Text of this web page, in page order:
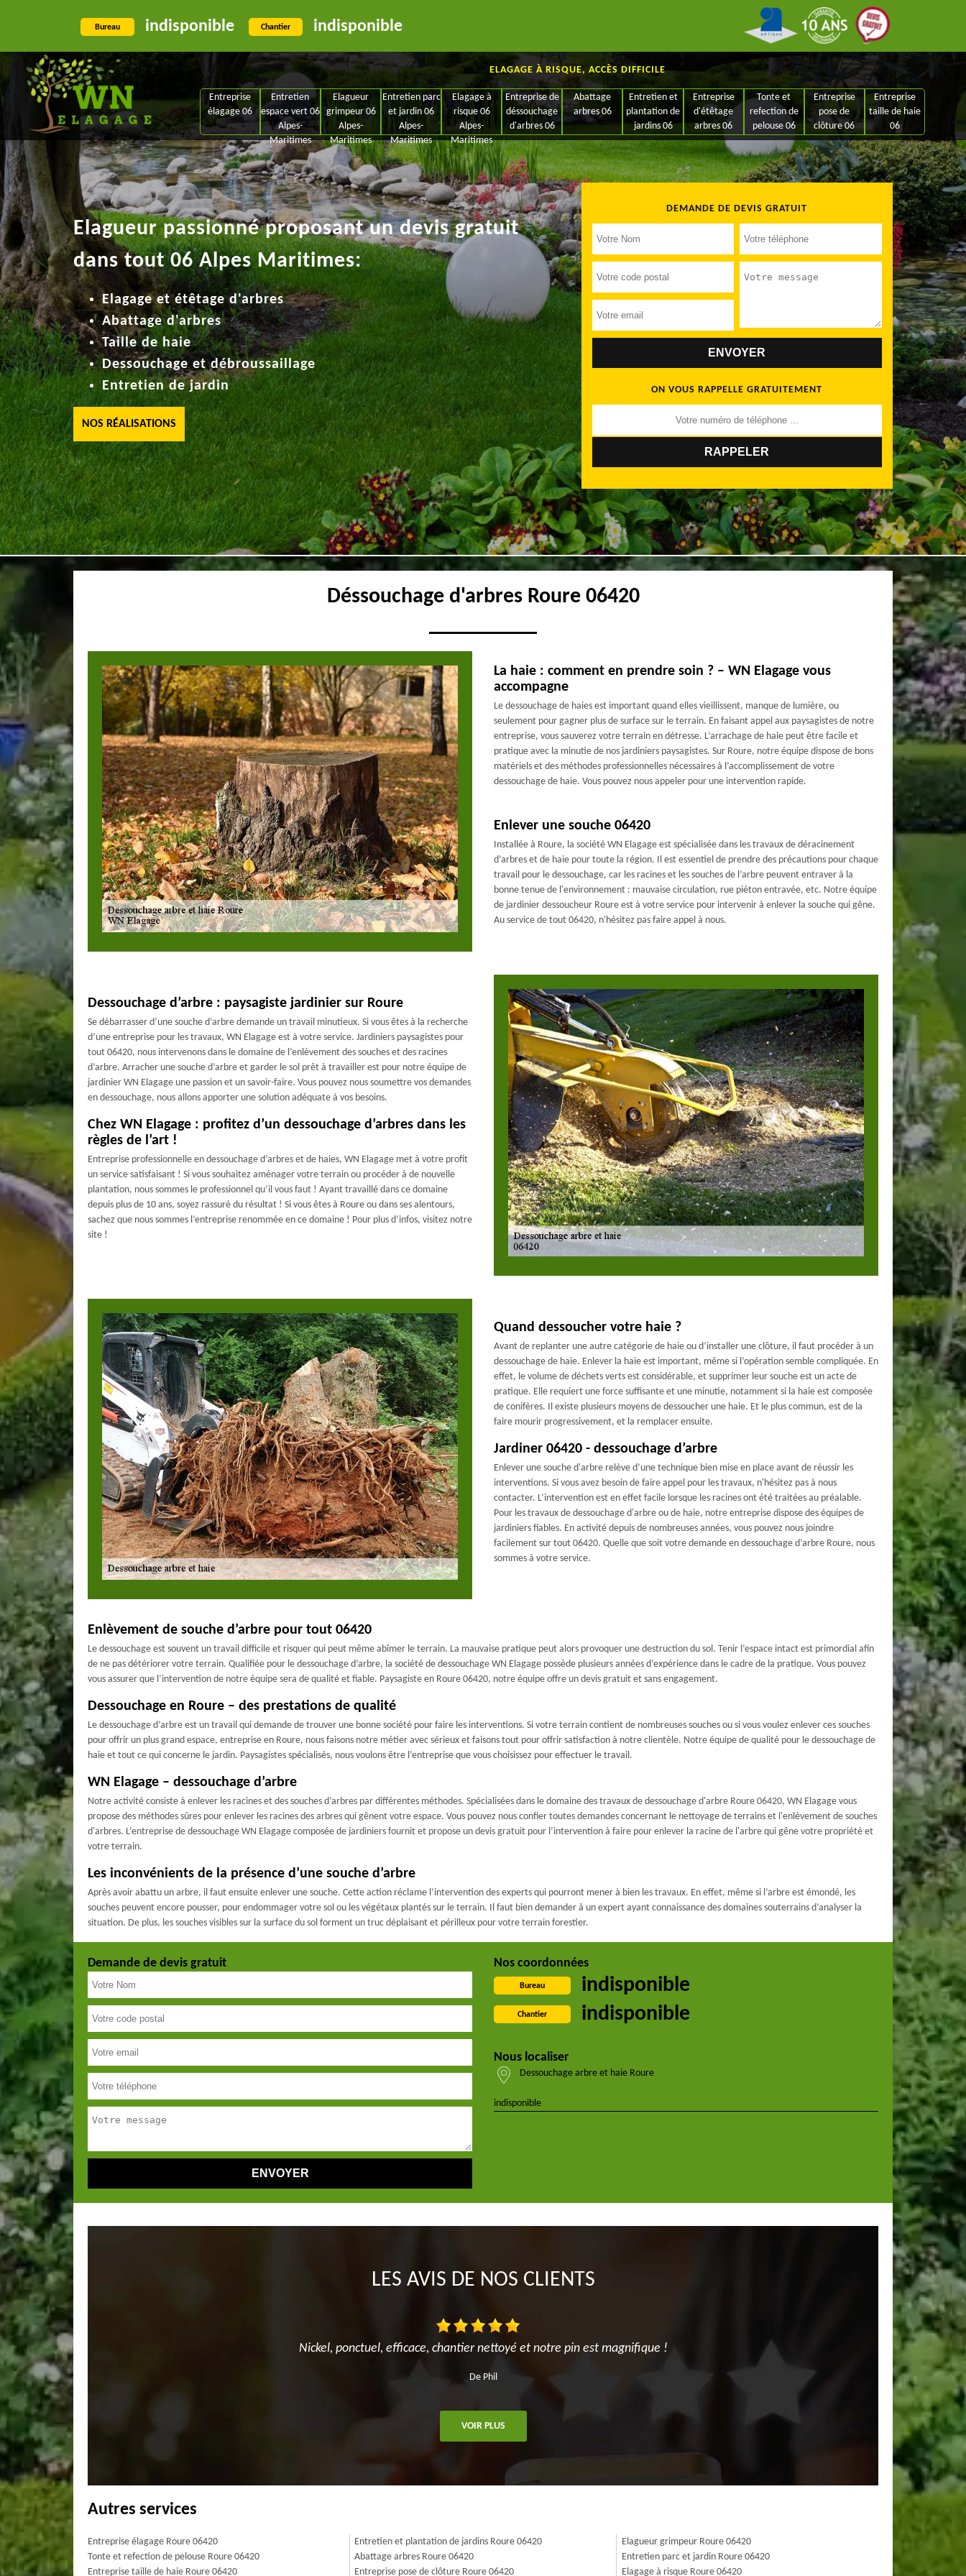
Bureau indisponible Chantier indisponible
ELAGAGE À RISQUE, ACCÈS DIFFICILE
Entreprise
élagage 06
Entretien
espace vert 06
Alpes-
Maritimes
Elagueur
grimpeur 06
Alpes-
Maritimes
Entretien parc
et jardin 06
Alpes-
Maritimes
Elagage à
risque 06
Alpes-
Maritimes
Entreprise de
déssouchage
d'arbres 06
Abattage
arbres 06
Entretien et
plantation de
jardins 06
Entreprise
d'étêtage
arbres 06
Tonte et
refection de
pelouse 06
Entreprise
pose de
clôture 06
Entreprise
taille de haie
06
DEMANDE DE DEVIS GRATUIT
ON VOUS RAPPELLE GRATUITEMENT
Elagueur passionné proposant un devis gratuit
dans tout 06 Alpes Maritimes:
Elagage et étêtage d'arbres
Abattage d'arbres
Taille de haie
Dessouchage et débroussaillage
Entretien de jardin
NOS RÉALISATIONS
Déssouchage d'arbres Roure 06420
La haie : comment en prendre soin ? – WN Elagage vous
accompagne
Le dessouchage de haies est important quand elles vieillissent, manque de lumière, ou
seulement pour gagner plus de surface sur le terrain. En faisant appel aux paysagistes de notre
entreprise, vous sauverez votre terrain en détresse. L’arrachage de haie peut être facile et
pratique avec la minutie de nos jardiniers paysagistes. Sur Roure, notre équipe dispose de bons
matériels et des méthodes professionnelles nécessaires à l’accomplissement de votre
dessouchage de haie. Vous pouvez nous appeler pour une intervention rapide.
Enlever une souche 06420
Installée à Roure, la société WN Elagage est spécialisée dans les travaux de déracinement
d’arbres et de haie pour toute la région. Il est essentiel de prendre des précautions pour chaque
travail pour le dessouchage, car les racines et les souches de l’arbre peuvent entraver à la
bonne tenue de l'environnement : mauvaise circulation, rue piéton entravée, etc. Notre équipe
de jardinier dessoucheur Roure est à votre service pour intervenir à enlever la souche qui gêne.
Au service de tout 06420, n'hésitez pas faire appel à nous.
Dessouchage d’arbre : paysagiste jardinier sur Roure
Se débarrasser d’une souche d’arbre demande un travail minutieux. Si vous êtes à la recherche
d’une entreprise pour les travaux, WN Elagage est à votre service. Jardiniers paysagistes pour
tout 06420, nous intervenons dans le domaine de l’enlèvement des souches et des racines
d’arbre. Arracher une souche d’arbre et garder le sol prêt à travailler est pour notre équipe de
jardinier WN Elagage une passion et un savoir-faire. Vous pouvez nous soumettre vos demandes
en dessouchage, nous allons apporter une solution adéquate à vos besoins.
Chez WN Elagage : profitez d’un dessouchage d’arbres dans les
règles de l’art !
Entreprise professionnelle en dessouchage d’arbres et de haies, WN Elagage met à votre profit
un service satisfaisant ! Si vous souhaitez aménager votre terrain ou procéder à de nouvelle
plantation, nous sommes le professionnel qu’il vous faut ! Ayant travaillé dans ce domaine
depuis plus de 10 ans, soyez rassuré du résultat ! Si vous êtes à Roure ou dans ses alentours,
sachez que nous sommes l’entreprise renommée en ce domaine ! Pour plus d’infos, visitez notre
site !
Quand dessoucher votre haie ?
Avant de replanter une autre catégorie de haie ou d’installer une clôture, il faut procéder à un
dessouchage de haie. Enlever la haie est important, même si l’opération semble compliquée. En
effet, le volume de déchets verts est considérable, et supprimer leur souche est un acte de
pratique. Elle requiert une force suffisante et une minutie, notamment si la haie est composée
de conifères. Il existe plusieurs moyens de dessoucher une haie. Et le plus commun, est de la
faire mourir progressivement, et la remplacer ensuite.
Jardiner 06420 - dessouchage d’arbre
Enlever une souche d'arbre relève d’une technique bien mise en place avant de réussir les
interventions. Si vous avez besoin de faire appel pour les travaux, n'hésitez pas à nous
contacter. L’intervention est en effet facile lorsque les racines ont été traitées au préalable.
Pour les travaux de dessouchage d'arbre ou de haie, notre entreprise dispose des équipes de
jardiniers fiables. En activité depuis de nombreuses années, vous pouvez nous joindre
facilement sur tout 06420. Quelle que soit votre demande en dessouchage d’arbre Roure, nous
sommes à votre service.
Enlèvement de souche d’arbre pour tout 06420
Le dessouchage est souvent un travail difficile et risquer qui peut même abîmer le terrain. La mauvaise pratique peut alors provoquer une destruction du sol. Tenir l’espace intact est primordial afin
de ne pas détériorer votre terrain. Qualifiée pour le dessouchage d’arbre, la société de dessouchage WN Elagage possède plusieurs années d’expérience dans le cadre de la pratique. Vous pouvez
vous assurer que l’intervention de notre équipe sera de qualité et fiable. Paysagiste en Roure 06420, notre équipe offre un devis gratuit et sans engagement.
Dessouchage en Roure – des prestations de qualité
Le dessouchage d’arbre est un travail qui demande de trouver une bonne société pour faire les interventions. Si votre terrain contient de nombreuses souches ou si vous voulez enlever ces souches
pour offrir un plus grand espace, entreprise en Roure, nous faisons notre métier avec sérieux et faisons tout pour offrir satisfaction à notre clientèle. Notre équipe de qualité pour le dessouchage de
haie et tout ce qui concerne le jardin. Paysagistes spécialisés, nous voulons être l’entreprise que vous choisissez pour effectuer le travail.
WN Elagage – dessouchage d’arbre
Notre activité consiste à enlever les racines et des souches d’arbres par différentes méthodes. Spécialisées dans le domaine des travaux de dessouchage d'arbre Roure 06420, WN Elagage vous
propose des méthodes sûres pour enlever les racines des arbres qui gênent votre espace. Vous pouvez nous confier toutes demandes concernant le nettoyage de terrains et l'enlèvement de souches
d'arbres. L’entreprise de dessouchage WN Elagage composée de jardiniers fournit et propose un devis gratuit pour l’intervention à faire pour enlever la racine de l'arbre qui gêne votre propriété et
votre terrain.
Les inconvénients de la présence d’une souche d’arbre
Après avoir abattu un arbre, il faut ensuite enlever une souche. Cette action réclame l’intervention des experts qui pourront mener à bien les travaux. En effet, même si l’arbre est émondé, les
souches peuvent encore pousser, pour endommager votre sol ou les végétaux plantés sur le terrain. Il faut bien demander à un expert ayant connaissance des domaines souterrains d’analyser la
situation. De plus, les souches visibles sur la surface du sol forment un truc déplaisant et périlleux pour votre terrain forestier.
Demande de devis gratuit Nos coordonnées
Bureau indisponible
Chantier indisponible
Nous localiser
Dessouchage arbre et haie Roure
indisponible
LES AVIS DE NOS CLIENTS
Nickel, ponctuel, efficace, chantier nettoyé et notre pin est magnifique !
De Phil
VOIR PLUS
Autres services
Entreprise élagage Roure 06420
Tonte et refection de pelouse Roure 06420
Entreprise taille de haie Roure 06420
Entretien et plantation de jardins Roure 06420
Abattage arbres Roure 06420
Entreprise pose de clôture Roure 06420
Elagueur grimpeur Roure 06420
Entretien parc et jardin Roure 06420
Elagage à risque Roure 06420